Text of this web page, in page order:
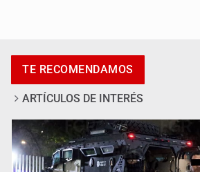
UdeG convierte residuos de agave en
TE RECOMENDAMOS
ARTÍCULOS DE INTERÉS